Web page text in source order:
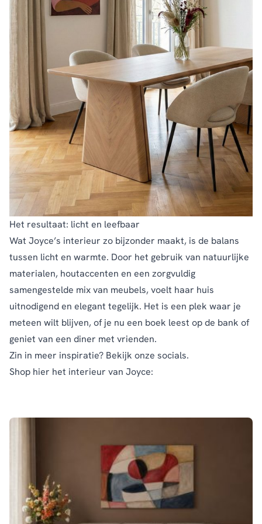
Het resultaat: licht en leefbaar
Wat Joyce’s interieur zo bijzonder maakt, is de balans
tussen licht en warmte. Door het gebruik van natuurlijke
materialen, houtaccenten en een zorgvuldig
samengestelde mix van meubels, voelt haar huis
uitnodigend en elegant tegelijk. Het is een plek waar je
meteen wilt blijven, of je nu een boek leest op de bank of
geniet van een diner met vrienden.
Zin in meer inspiratie? Bekijk onze socials.
Shop hier het interieur van Joyce: